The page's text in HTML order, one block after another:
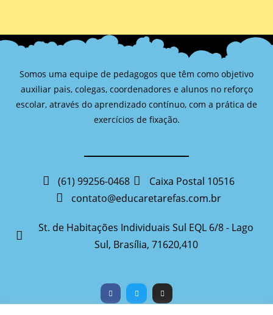
Somos uma equipe de pedagogos que têm como objetivo
auxiliar pais, colegas, coordenadores e alunos no reforço
escolar, através do aprendizado contínuo, com a prática de
exercícios de fixação.
(61) 99256-0468
Caixa Postal 10516
contato@educaretarefas.com.br
St. de Habitações Individuais Sul EQL 6/8 - Lago
Sul, Brasília, 71620,410